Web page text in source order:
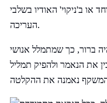
או ב'ניקוי' האודיו בשלבי
העריכה.
ברור, כך שמתמלל אנושי
את הנאמר ולהפיק תמליל